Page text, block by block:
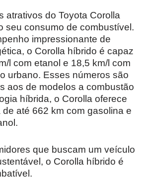
atrativos do Toyota Corolla
seu consumo de combustível.
impressionante de
o Corolla híbrido é capaz
l com etanol e 18,5 km/l com
urbano. Esses números são
aos de modelos a combustão
híbrida, o Corolla oferece
até 662 km com gasolina e
que buscam um veículo
o Corolla híbrido é